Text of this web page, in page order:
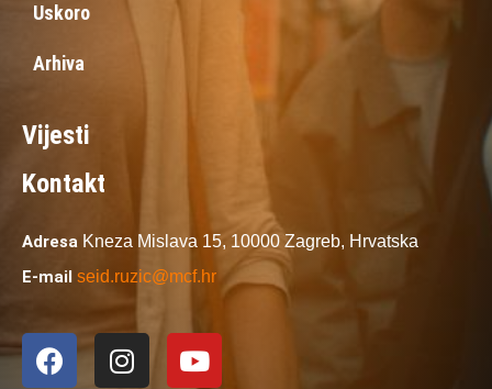
Uskoro
Arhiva
Vijesti
Kontakt
Adresa Kneza Mislava 15, 10000 Zagreb, Hrvatska
E-mail seid.ruzic@mcf.hr